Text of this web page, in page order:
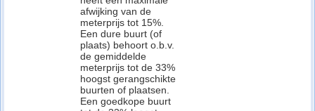
afwijking van de
meterprijs tot 15%.
Een dure buurt (of
plaats) behoort o.b.v.
de gemiddelde
meterprijs tot de 33%
hoogst gerangschikte
buurten of plaatsen.
Een goedkope buurt